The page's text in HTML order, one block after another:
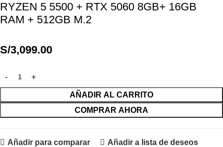
RYZEN 5 5500 + RTX 5060 8GB+ 16GB
RAM + 512GB M.2
S/3,099.00
AÑADIR AL CARRITO
COMPRAR AHORA
Añadir para comparar Añadir a lista de deseos